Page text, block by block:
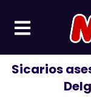
contenido
Sicarios